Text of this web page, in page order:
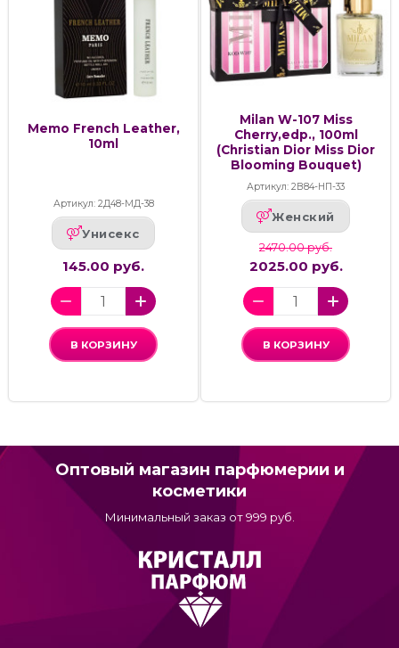
Memo French Leather,
10ml
Артикул: 2Д48-МД-38
Унисекс
145.00 руб.
В КОРЗИНУ
Milan W-107 Miss
Cherry,edp., 100ml
(Christian Dior Miss Dior
Blooming Bouquet)
Артикул: 2В84-НП-33
Женский
2470.00 руб.
2025.00 руб.
В КОРЗИНУ
Оптовый магазин парфюмерии и
косметики
Минимальный заказ от 999 руб.